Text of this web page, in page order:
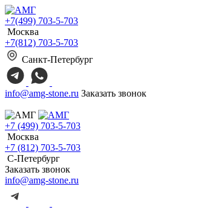
+7(499) 703-5-703
Москва
+7(812) 703-5-703
Санкт-Петербург
info@amg-stone.ru Заказать звонок
+7 (499) 703-5-703
Москва
+7 (812) 703-5-703
С-Петербург
Заказать звонок
info@amg-stone.ru